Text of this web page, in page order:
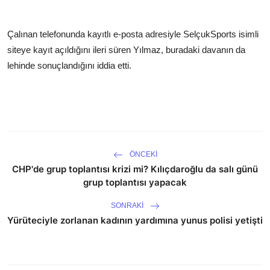
Çalınan telefonunda kayıtlı e-posta adresiyle SelçukSports isimli
siteye kayıt açıldığını ileri süren Yılmaz, buradaki davanın da
lehinde sonuçlandığını iddia etti.
ÖNCEKI
CHP'de grup toplantısı krizi mi? Kılıçdaroğlu da salı günü
grup toplantısı yapacak
SONRAKI
Yürüteciyle zorlanan kadının yardımına yunus polisi yetişti